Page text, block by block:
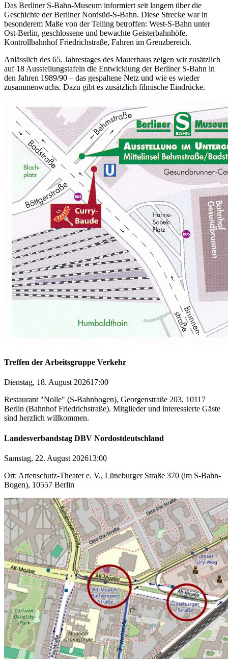
Das Berliner S-Bahn-Museum informiert seit langem über die
Geschichte der Berliner Nordsüd-S-Bahn. Diese Strecke war in
besonderem Maße von der Teiling betroffen: West-S-Bahn unter
Ost-Berlin, geschlossene und bewachte Geisterbahnhöfe,
Kontrollbahnhof Friedrichstraße, Fahren im Grenzbereich.
Anlässlich des 65. Jahrestages des Mauerbaus zeigen wir zusätzlich
auf 18 Ausstellungstafeln die Entwicklung der Berliner S-Bahn in
den Jahren 1989/90 – das gespaltene Netz und wie es wieder
zusammenwuchs. Dazu gibt es zusätzlich filmische Eindrücke.
Treffen der Arbeitsgruppe Verkehr
Dienstag, 18. August 202617:00
Restaurant "Nolle" (S-Bahnbogen), Georgenstraße 203, 10117
Berlin (Bahnhof Friedrichstraße). Mitglieder und interessierte Gäste
sind herzlich willkommen.
Landesverbandstag DBV Nordostdeutschland
Samstag, 22. August 202613:00
Ort: Artenschutz-Theater e. V., Lüneburger Straße 370 (im S-Bahn-
Bogen), 10557 Berlin